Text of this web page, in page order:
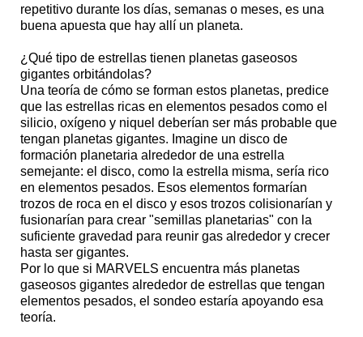
repetitivo durante los días, semanas o meses, es una
buena apuesta que hay allí un planeta.
¿Qué tipo de estrellas tienen planetas gaseosos
gigantes orbitándolas?
Una teoría de cómo se forman estos planetas, predice
que las estrellas ricas en elementos pesados como el
silicio, oxígeno y niquel deberían ser más probable que
tengan planetas gigantes. Imagine un disco de
formación planetaria alrededor de una estrella
semejante: el disco, como la estrella misma, sería rico
en elementos pesados. Esos elementos formarían
trozos de roca en el disco y esos trozos colisionarían y
fusionarían para crear "semillas planetarias" con la
suficiente gravedad para reunir gas alrededor y crecer
hasta ser gigantes.
Por lo que si MARVELS encuentra más planetas
gaseosos gigantes alrededor de estrellas que tengan
elementos pesados, el sondeo estaría apoyando esa
teoría.